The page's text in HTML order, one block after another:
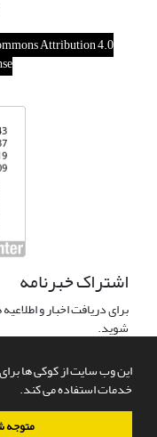
این وب سایت از کوکی ها برای
خدمات استفاده می کند.
Attribution 4.0
اشتراک خبرنامه
برای دریافت اخبار و
شوید.